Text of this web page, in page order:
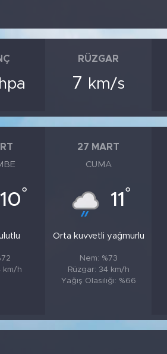
hpa
RÜZGAR
7 km/s
10°
km/h
27 MART
CUMA
11 °
Orta kuvvetli yağmurlu
Nem: %73
Rüzgar: 34 km/h
Yağış Olasılığı: %66